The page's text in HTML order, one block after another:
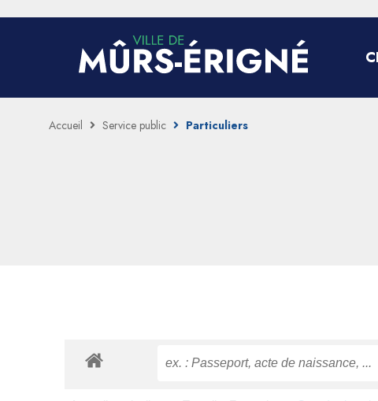
Accueil Service public Particuliers